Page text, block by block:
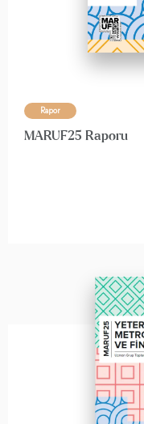
Rapor
MARUF25 Raporu